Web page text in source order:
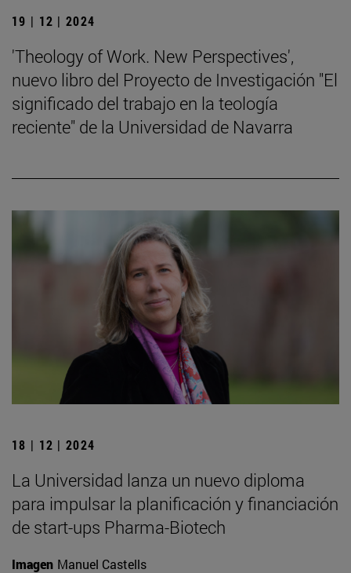
19 | 12 | 2024
'Theology of Work. New Perspectives',
nuevo libro del Proyecto de Investigación "El
significado del trabajo en la teología
reciente" de la Universidad de Navarra
18 | 12 | 2024
La Universidad lanza un nuevo diploma
para impulsar la planificación y financiación
de start-ups Pharma-Biotech
Imagen Manuel Castells